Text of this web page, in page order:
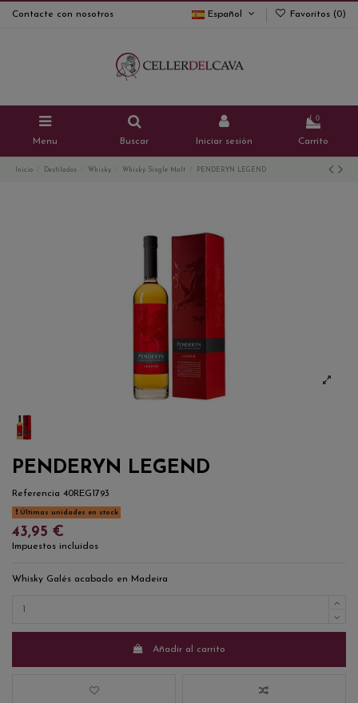
Contacte con nosotros Español Favoritos (0)
Menu Buscar Iniciar sesión
0
Carrito
Inicio Destilados Whisky Whisky Single Malt PENDERYN LEGEND
PENDERYN LEGEND
Referencia 40REG1793
Últimas unidades en stock
43,95 €
Impuestos incluidos
Whisky Galés acabado en Madeira
Añadir al carrito